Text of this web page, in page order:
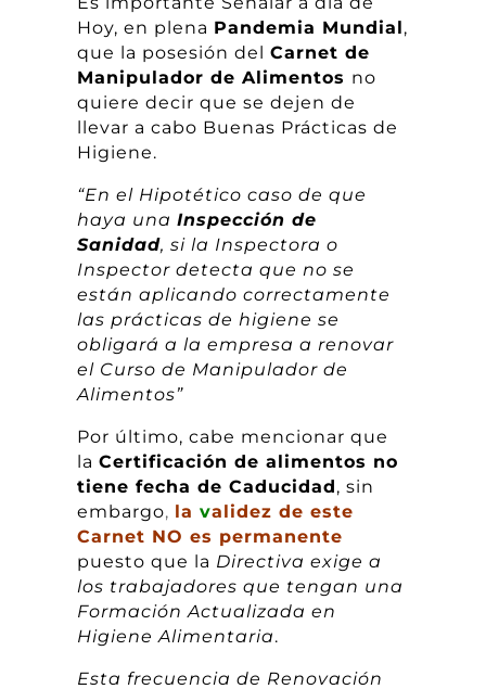
Hoy, en plena Pandemia Mundial,
que la posesión del Carnet de
Manipulador de Alimentos no
quiere decir que se dejen de
llevar a cabo Buenas Prácticas de
Higiene.
“En el Hipotético caso de que
haya una Inspección de
Sanidad, si la Inspectora o
Inspector detecta que no se
están aplicando correctamente
las prácticas de higiene se
obligará a la empresa a renovar
el Curso de Manipulador de
Alimentos”
Por último, cabe mencionar que
la Certificación de alimentos no
tiene fecha de Caducidad, sin
embargo, la validez de este
Carnet NO es permanente
puesto que la Directiva exige a
los trabajadores que tengan una
Formación Actualizada en
Higiene Alimentaria.
Esta frecuencia de Renovación